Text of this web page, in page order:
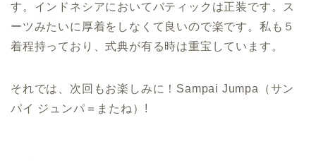
す。インドネシアにおいてバティックは正装です。ス
ーツみたいに厚着をしなくて良いので楽です。私も５
着程持っており、式典が有る時は重宝しています。
それでは、次回もお楽しみに！Sampai Jumpa（サン
パイ ジュンパ＝またね）!